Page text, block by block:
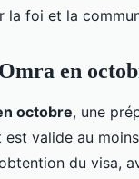
la foi et la
en
octobre, une
valide au
du visa,